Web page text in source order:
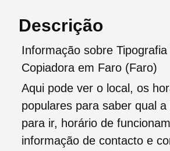
Descrição
Informação sobre Tipografia
Copiadora em Faro (Faro)
Aqui pode ver o local, os
populares para saber qual
para ir, horário de
informação de contacto e